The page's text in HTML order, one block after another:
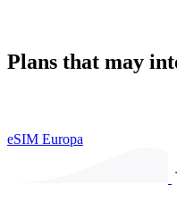
Plans that may
eSIM Europa